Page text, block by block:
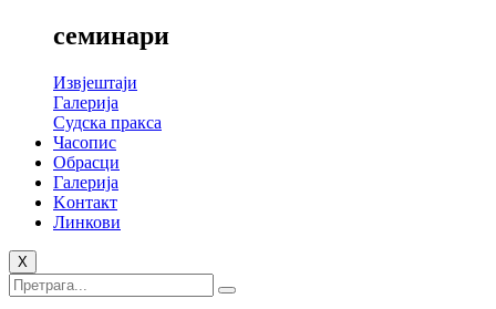
семинари
Извјештаји
Галерија
Судска пракса
Часопис
Обрасци
Галерија
Kонтакт
Линкови
X